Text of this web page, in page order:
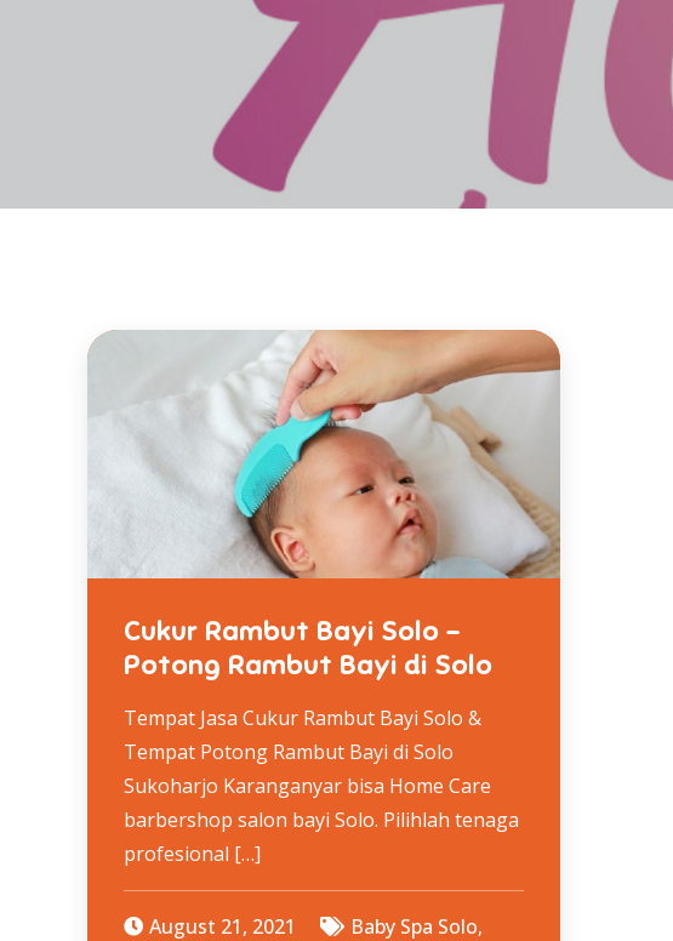
Cukur Rambut Bayi Solo –
Potong Rambut Bayi di Solo
Tempat Jasa Cukur Rambut Bayi Solo &
Tempat Potong Rambut Bayi di Solo
Sukoharjo Karanganyar bisa Home Care
barbershop salon bayi Solo. Pilihlah tenaga
profesional […]
August 21, 2021 Baby Spa Solo,